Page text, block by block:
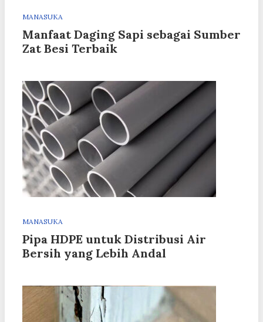
MANASUKA
Manfaat Daging Sapi sebagai Sumber
Zat Besi Terbaik
MANASUKA
Pipa HDPE untuk Distribusi Air
Bersih yang Lebih Andal